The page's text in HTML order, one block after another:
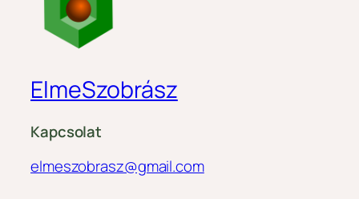
ElmeSzobrász
Kapcsolat
elmeszobrasz@gmail.com